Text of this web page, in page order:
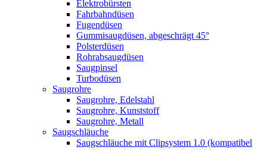
Elektrobürsten
Fahrbahndüsen
Fugendüsen
Gummisaugdüsen, abgeschrägt 45°
Polsterdüsen
Rohrabsaugdüsen
Saugpinsel
Turbodüsen
Saugrohre
Saugrohre, Edelstahl
Saugrohre, Kunststoff
Saugrohre, Metall
Saugschläuche
Saugschläuche mit Clipsystem 1.0 (kompatibel